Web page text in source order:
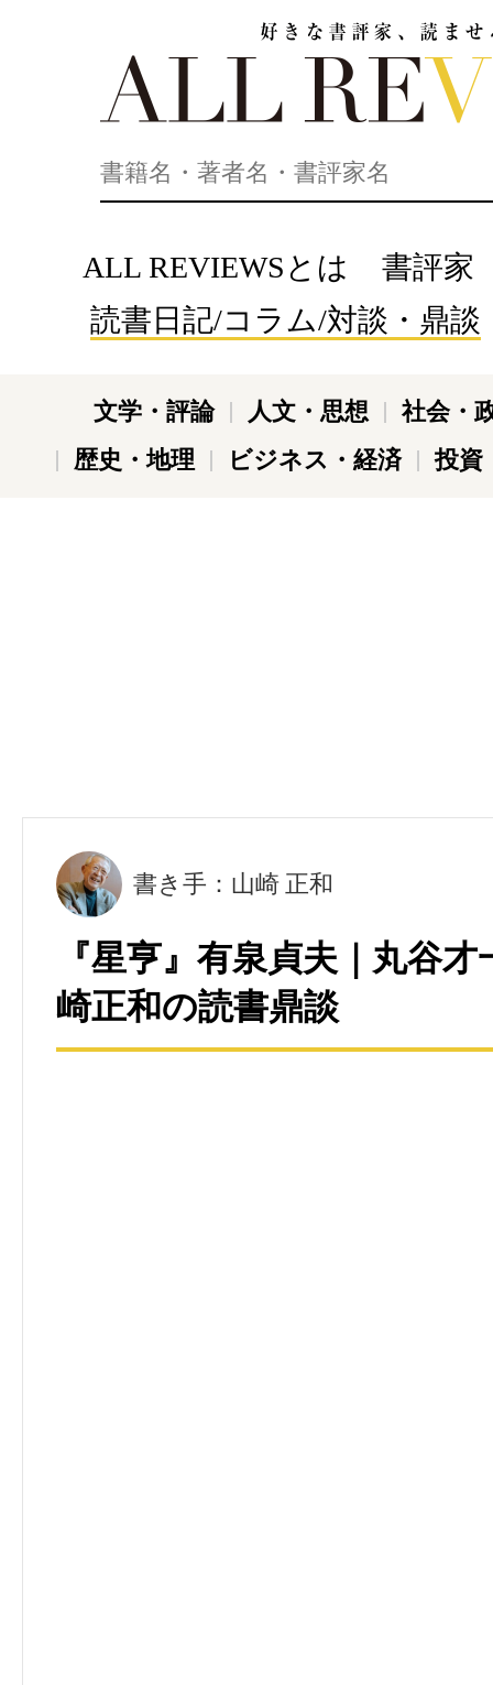
ALL REVIEWSとは
書評家
読書日記/コラム/対談・鼎談
文学・評論 人文・思想
社会・
歴史・地理
ビジネス・経済 投資
書き手：山崎 正和
『星亨』有泉貞夫｜丸谷
崎正和の読書鼎談